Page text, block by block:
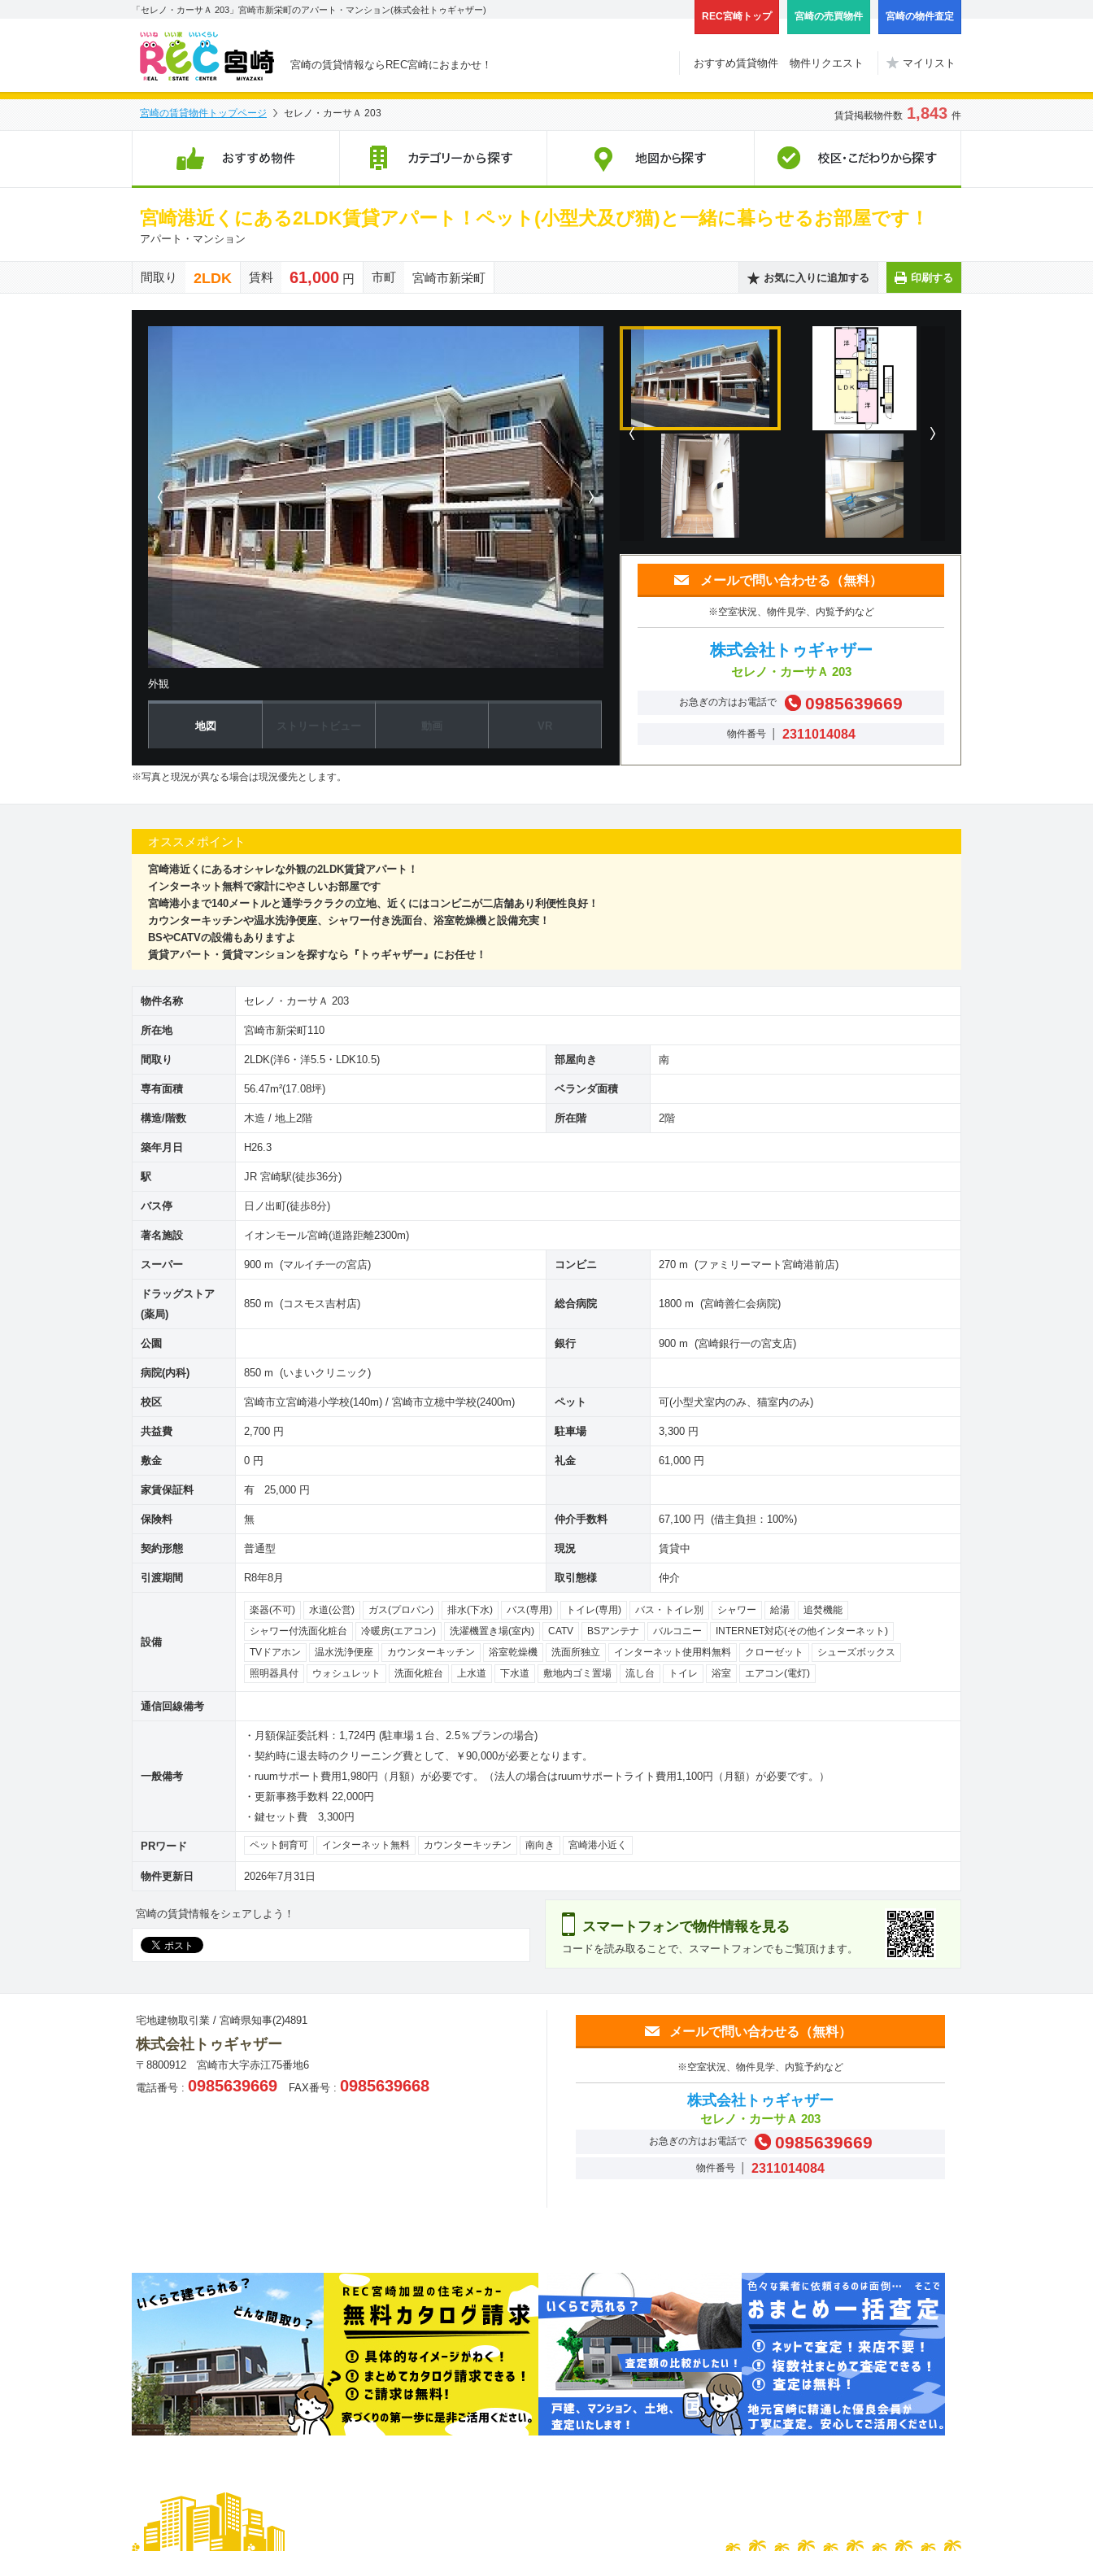
「セレノ・カーサＡ 203」宮崎市新栄町のアパート・マンション(株式会社トゥギャザー)
REC宮崎トップ 宮崎の売買物件 宮崎の物件査定
宮崎の賃貸情報ならREC宮崎におまかせ！ おすすめ賃貸物件 物件リクエスト マイリスト
宮崎の賃貸物件トップページ セレノ・カーサＡ 203 賃貸掲載物件数 1,843 件
宮崎港近くにある2LDK賃貸アパート！ペット(小型犬及び猫)と一緒に暮らせるお部屋です！
アパート・マンション
間取り 2LDK 賃料 61,000円 市町 宮崎市新栄町 お気に入りに追加する 印刷する
メールで問い合わせる（無料）
※空室状況、物件見学、内覧予約など
株式会社トゥギャザー
セレノ・カーサＡ 203
お急ぎの方はお電話で 0985639669
物件番号 │ 2311014084
前の物件画像 次の物件画像
外観
地図
※写真と現況が異なる場合は現況優先とします。
オススメポイント
宮崎港近くにあるオシャレな外観の2LDK賃貸アパート！
インターネット無料で家計にやさしいお部屋です
宮崎港小まで140メートルと通学ラクラクの立地、近くにはコンビニが二店舗あり利便性良好！
カウンターキッチンや温水洗浄便座、シャワー付き洗面台、浴室乾燥機と設備充実！
BSやCATVの設備もありますよ
賃貸アパート・賃貸マンションを探すなら『トゥギャザー』にお任せ！
物件名称 セレノ・カーサＡ 203
所在地 宮崎市新栄町110
間取り 2LDK(洋6・洋5.5・LDK10.5) 部屋向き 南
専有面積 56.47m²(17.08坪) ベランダ面積
構造/階数 木造 / 地上2階 所在階 2階
築年月日 H26.3
駅 JR 宮崎駅(徒歩36分)
バス停 日ノ出町(徒歩8分)
著名施設 イオンモール宮崎(道路距離2300m)
スーパー 900 m (マルイチ一の宮店) コンビニ 270 m (ファミリーマート宮崎港前店)
ドラッグストア
(薬局)
850 m (コスモス吉村店) 総合病院 1800 m (宮崎善仁会病院)
公園 銀行 900 m (宮崎銀行一の宮支店)
病院(内科) 850 m (いまいクリニック)
校区 宮崎市立宮崎港小学校(140m) / 宮崎市立檍中学校(2400m) ペット 可(小型犬室内のみ、猫室内のみ)
共益費 2,700 円 駐車場 3,300 円
敷金 0 円 礼金 61,000 円
家賃保証料 有 25,000 円
保険料 無 仲介手数料 67,100 円 (借主負担：100%)
契約形態 普通型 現況 賃貸中
引渡期間 R8年8月 取引態様 仲介
設備
楽器(不可) 水道(公営) ガス(プロパン) 排水(下水) バス(専用) トイレ(専用) バス・トイレ別 シャワー 給湯 追焚機能
シャワー付洗面化粧台 冷暖房(エアコン) 洗濯機置き場(室内) CATV BSアンテナ バルコニー INTERNET対応(その他インターネット)
TVドアホン 温水洗浄便座 カウンターキッチン 浴室乾燥機 洗面所独立 インターネット使用料無料 クローゼット シューズボックス
照明器具付 ウォシュレット 洗面化粧台 上水道 下水道 敷地内ゴミ置場 流し台 トイレ 浴室 エアコン(電灯)
通信回線備考
一般備考
・月額保証委託料：1,724円 (駐車場１台、2.5％プランの場合)
・契約時に退去時のクリーニング費として、￥90,000が必要となります。
・ruumサポート費用1,980円（月額）が必要です。（法人の場合はruumサポートライト費用1,100円（月額）が必要です。）
・更新事務手数料 22,000円
・鍵セット費 3,300円
PRワード ペット飼育可 インターネット無料 カウンターキッチン 南向き 宮崎港小近く
物件更新日 2026年7月31日
宮崎の賃貸情報をシェアしよう！
スマートフォンで物件情報を見る
コードを読み取ることで、スマートフォンでもご覧頂けます。
宅地建物取引業 / 宮崎県知事(2)4891
株式会社トゥギャザー
〒8800912 宮崎市大字赤江75番地6
電話番号 : 0985639669 FAX番号 : 0985639668
メールで問い合わせる（無料）
※空室状況、物件見学、内覧予約など
株式会社トゥギャザー
セレノ・カーサＡ 203
お急ぎの方はお電話で 0985639669
物件番号 │ 2311014084